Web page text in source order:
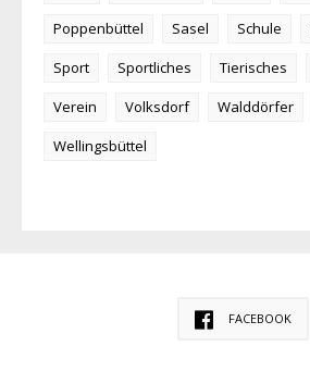
Poppenbüttel
Sasel Schule
Sport
Sportliches Tierisches
Verein
Volksdorf Walddörfer
Wellingsbüttel
FACEBOOK